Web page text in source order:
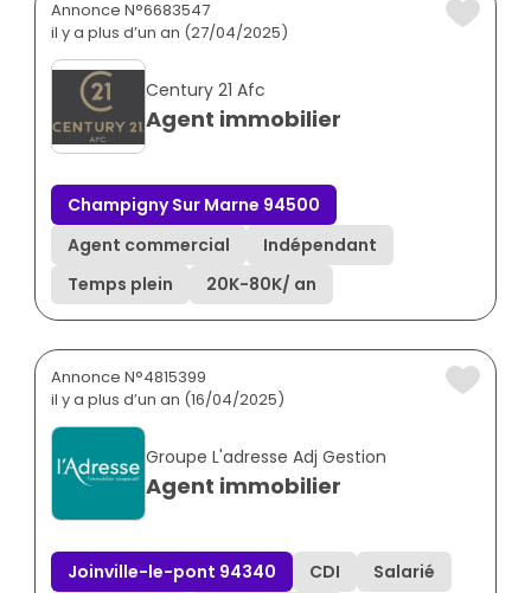
Annonce N°6683547
il y a plus d’un an (27/04/2025)
Century 21 Afc
Agent immobilier
Champigny Sur Marne 94500
Agent commercial
Indépendant
Temps plein
20K-80K/ an
Annonce N°4815399
il y a plus d’un an (16/04/2025)
Groupe L'adresse Adj Gestion
Agent immobilier
Joinville-le-pont 94340 CDI Salarié